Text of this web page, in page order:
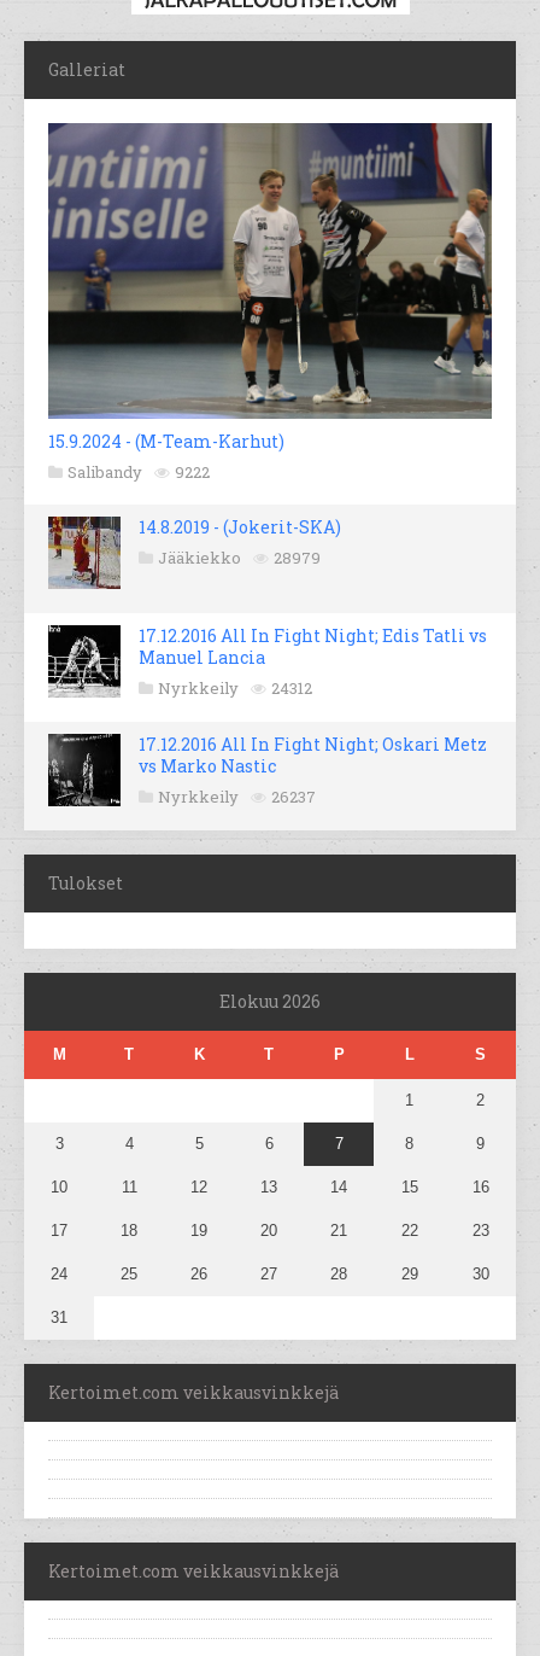
Galleriat
15.9.2024 - (M-Team-Karhut)
Salibandy 9222
14.8.2019 - (Jokerit-SKA)
Jääkiekko 28979
17.12.2016 All In Fight Night; Edis Tatli vs
Manuel Lancia
Nyrkkeily 24312
17.12.2016 All In Fight Night; Oskari Metz
vs Marko Nastic
Nyrkkeily 26237
Tulokset
Elokuu 2026
M T K T P L S
1 2
3 4 5 6 7 8 9
10 11 12 13 14 15 16
17 18 19 20 21 22 23
24 25 26 27 28 29 30
31
Kertoimet.com veikkausvinkkejä
Kertoimet.com veikkausvinkkejä